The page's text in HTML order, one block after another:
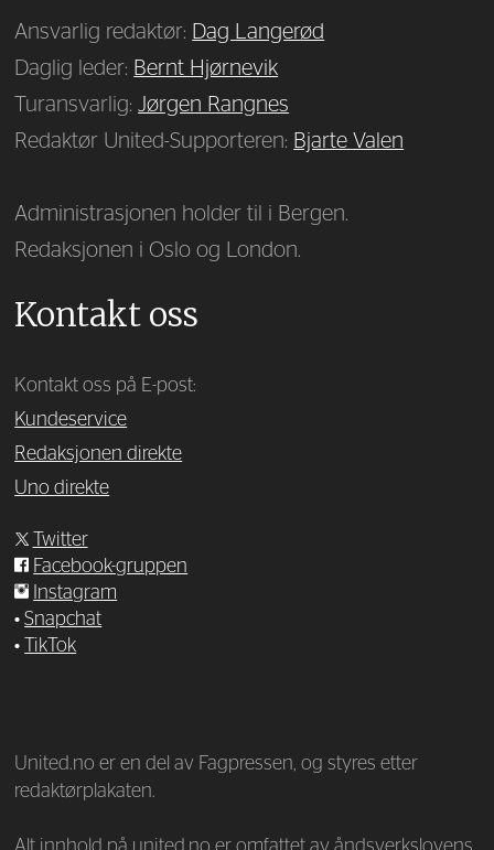
Ansvarlig redaktør: Dag Langerød
Daglig leder: Bernt Hjørnevik
Turansvarlig:Jørgen Rangnes
Redaktør United-Supporteren: Bjarte Valen
Administrasjonen holder til i Bergen.
Redaksjonen i Oslo og London.
Kontakt oss
Kontakt oss på E-post:
Kundeservice
Redaksjonen direkte
Uno direkte
Twitter
Facebook-gruppen
Instagram
•Snapchat
•
TikTok
United.no er en del av Fagpressen, og styres etter
redaktørplakaten.